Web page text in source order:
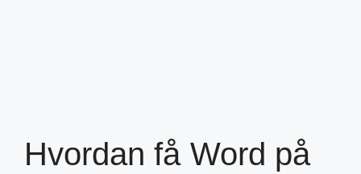
Hvordan få Word på